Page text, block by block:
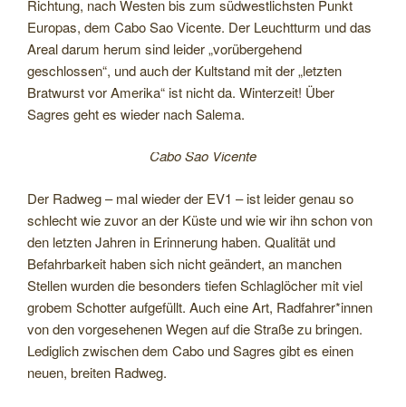
Richtung, nach Westen bis zum südwestlichsten Punkt
Europas, dem Cabo Sao Vicente. Der Leuchtturm und das
Areal darum herum sind leider „vorübergehend
geschlossen“, und auch der Kultstand mit der „letzten
Bratwurst vor Amerika“ ist nicht da. Winterzeit! Über
Sagres geht es wieder nach Salema.
Cabo Sao Vicente
Der Radweg – mal wieder der EV1 – ist leider genau so
schlecht wie zuvor an der Küste und wie wir ihn schon von
den letzten Jahren in Erinnerung haben. Qualität und
Befahrbarkeit haben sich nicht geändert, an manchen
Stellen wurden die besonders tiefen Schlaglöcher mit viel
grobem Schotter aufgefüllt. Auch eine Art, Radfahrer*innen
von den vorgesehenen Wegen auf die Straße zu bringen.
Lediglich zwischen dem Cabo und Sagres gibt es einen
neuen, breiten Radweg.